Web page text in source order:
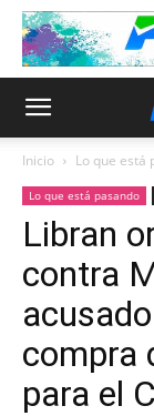
Inicio Lo que está
Lo que está pasando
Libran
contra
compra
para el